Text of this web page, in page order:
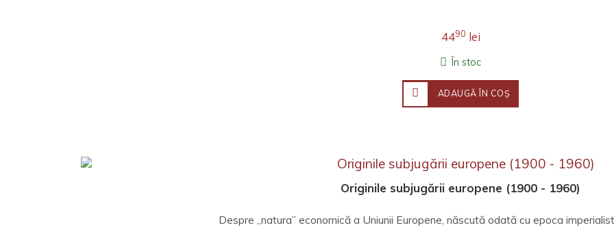
4490 lei
În stoc
ADAUGĂ ÎN COŞ
Originile subjugării europene (1900 - 1960)
Despre „natura” economică a Uniunii Europene, născută odată cu epoca